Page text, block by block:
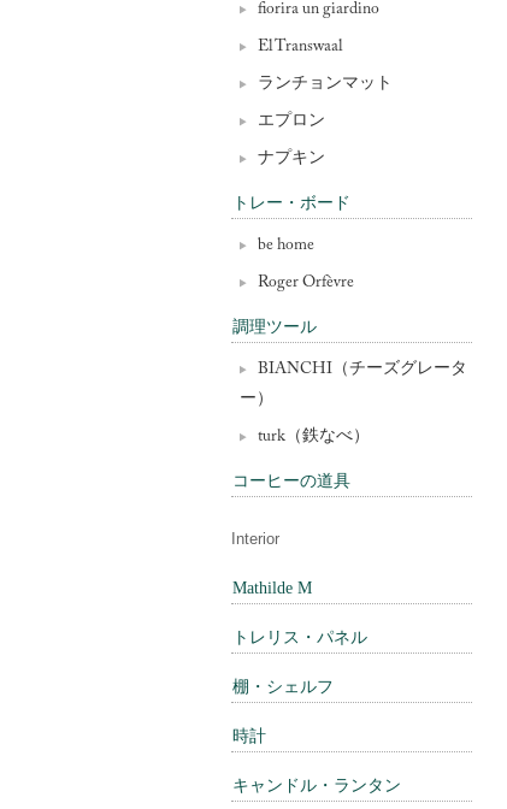
fiorira un giardino
El Transwaal
ランチョンマット
エプロン
ナプキン
トレー・ボード
be home
Roger Orfèvre
調理ツール
BIANCHI（チーズグレータ
ー）
turk（鉄なべ）
コーヒーの道具
Interior
Mathilde M
トレリス・パネル
棚・シェルフ
時計
キャンドル・ランタン